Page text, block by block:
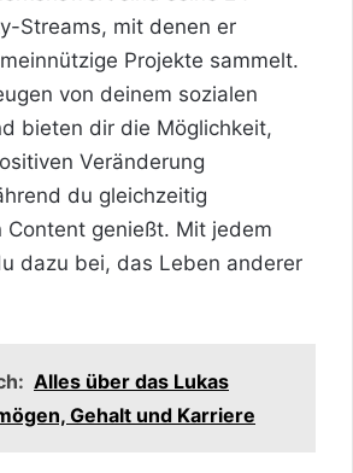
Streams, mit denen er
Projekte sammelt.
von deinem sozialen
bieten dir die Möglichkeit,
Veränderung
du gleichzeitig
Content genießt. Mit jedem
dazu bei, das Leben anderer
Alles über das Lukas
Gehalt und Karriere